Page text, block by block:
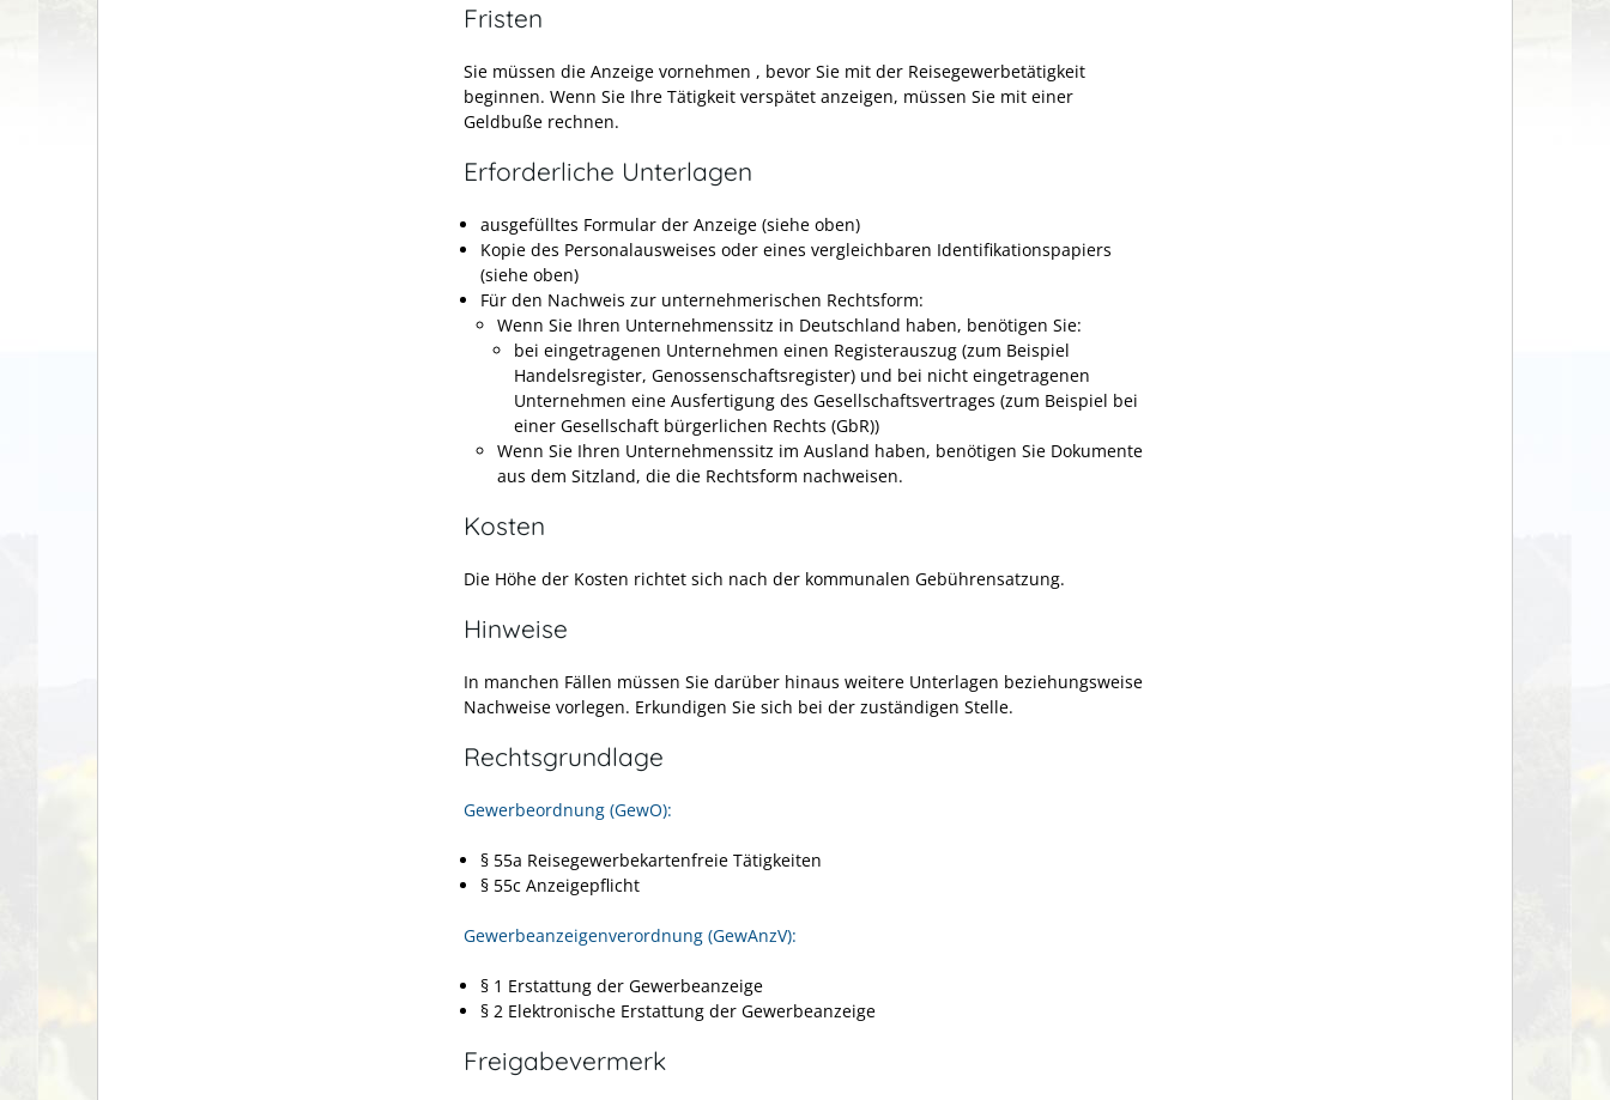
Fristen
Sie müssen die Anzeige vornehmen , bevor Sie mit der Reisegewerbetätigkeit
beginnen. Wenn Sie Ihre Tätigkeit verspätet anzeigen, müssen Sie mit einer
Geldbuße rechnen.
Erforderliche Unterlagen
ausgefülltes Formular der Anzeige (siehe oben)
Kopie des Personalausweises oder eines vergleichbaren Identifikationspapiers
(siehe oben)
Für den Nachweis zur unternehmerischen Rechtsform:
Wenn Sie Ihren Unternehmenssitz in Deutschland haben, benötigen Sie:
bei eingetragenen Unternehmen einen Registerauszug (zum Beispiel
Handelsregister, Genossenschaftsregister) und bei nicht eingetragenen
Unternehmen eine Ausfertigung des Gesellschaftsvertrages (zum Beispiel bei
einer Gesellschaft bürgerlichen Rechts (GbR))
Wenn Sie Ihren Unternehmenssitz im Ausland haben, benötigen Sie Dokumente
aus dem Sitzland, die die Rechtsform nachweisen.
Kosten
Die Höhe der Kosten richtet sich nach der kommunalen Gebührensatzung.
Hinweise
In manchen Fällen müssen Sie darüber hinaus weitere Unterlagen beziehungsweise
Nachweise vorlegen. Erkundigen Sie sich bei der zuständigen Stelle.
Rechtsgrundlage
Gewerbeordnung (GewO):
§ 55a Reisegewerbekartenfreie Tätigkeiten
§ 55c Anzeigepflicht
Gewerbeanzeigenverordnung (GewAnzV):
§ 1 Erstattung der Gewerbeanzeige
§ 2 Elektronische Erstattung der Gewerbeanzeige
Freigabevermerk